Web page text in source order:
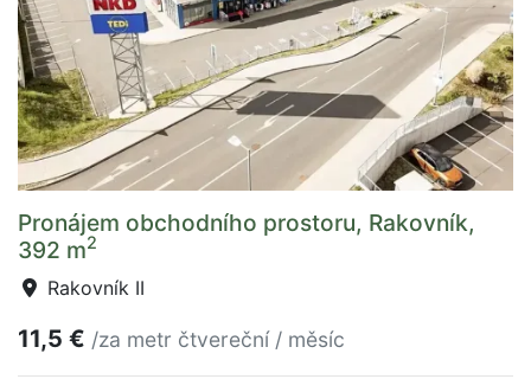
Pronájem obchodního prostoru, Rakovník,
392 m2
Rakovník II
11,5 € /za metr čtvereční / měsíc